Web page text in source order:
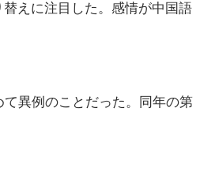
えに注目した。感情が中国語
異例のことだった。同年の第